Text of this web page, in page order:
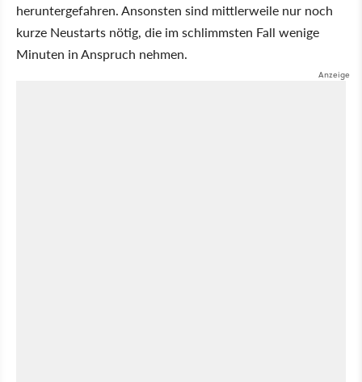
heruntergefahren. Ansonsten sind mittlerweile nur noch
kurze Neustarts nötig, die im schlimmsten Fall wenige
Minuten in Anspruch nehmen.